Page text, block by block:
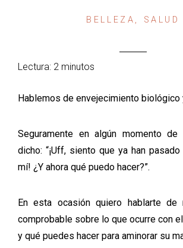
BELLEZA, SALUD
Lectura: 2 minutos
Hablemos de envejecimiento biológico
Seguramente en algún momento
dicho: “¡Uff, siento que ya han
mí! ¿Y ahora qué puedo hacer?”.
En esta ocasión quiero hablarte de
comprobable sobre lo que ocurre con
y qué puedes hacer para aminorar su